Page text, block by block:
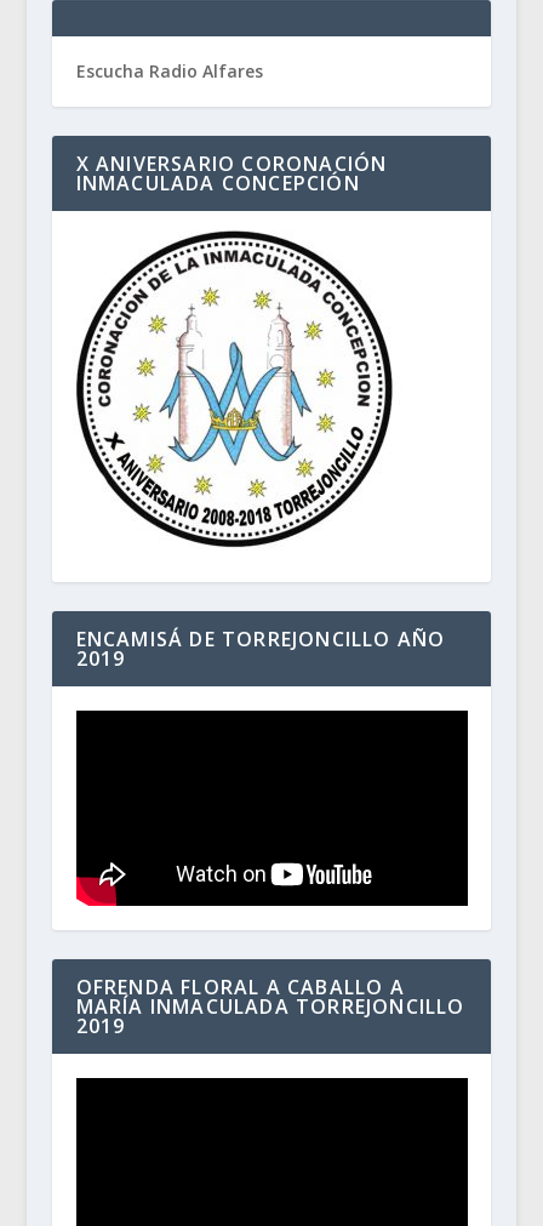
Escucha Radio Alfares
X ANIVERSARIO CORONACIÓN
INMACULADA CONCEPCIÓN
ENCAMISÁ DE TORREJONCILLO AÑO
2019
OFRENDA FLORAL A CABALLO A
MARÍA INMACULADA TORREJONCILLO
2019